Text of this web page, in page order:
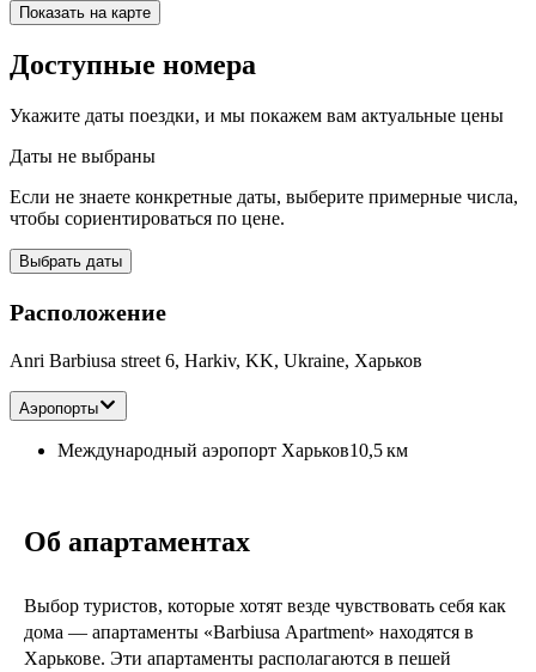
Показать на карте
Доступные номера
Укажите даты поездки, и мы покажем вам актуальные цены
Даты не выбраны
Если не знаете конкретные даты, выберите примерные числа,
чтобы сориентироваться по цене.
Выбрать даты
Расположение
Anri Barbiusa street 6, Harkіv, KK, Ukraine, Харьков
Аэропорты
Международный аэропорт Харьков10,5 км
Об апартаментах
Выбор туристов, которые хотят везде чувствовать себя как
дома — апартаменты «Barbiusa Apartment» находятся в
Харькове. Эти апартаменты располагаются в пешей